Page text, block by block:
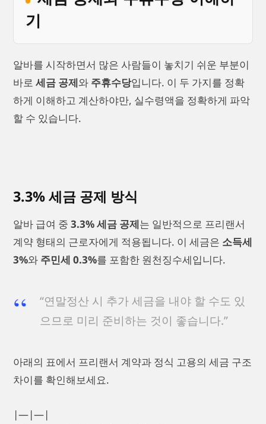
기
알바를 시작하면서 많은 사람들이 놓치기 쉬운 부분이
바로 세금 공제와 주휴수당입니다. 이 두 가지를 정확
하게 이해하고 계산하야만, 실수령액을 정확하게 파악
할 수 있습니다.
3.3% 세금 공제 방식
알바 급여 중 3.3% 세금 공제는 일반적으로 프리랜서
계약 형태의 근로자에게 적용됩니다. 이 세금은 소득세
3%와 주민세 0.3%를 포함한 원천징수세입니다.
“연말정산 시 추가 세금을 내야 할 수도 있
으므로 미리 준비하는 것이 좋습니다.”
아래의 표에서 프리랜서 계약과 정식 고용의 세금 구조
차이를 확인해보세요.
|—|—|